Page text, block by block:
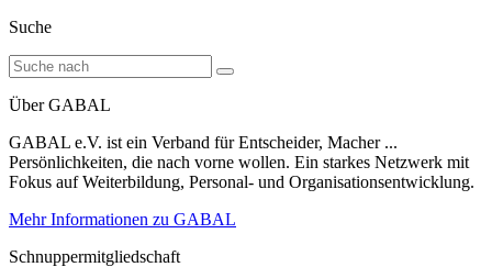
Suche
Über GABAL
GABAL e.V. ist ein Verband für Entscheider, Macher ...
Persönlichkeiten, die nach vorne wollen. Ein starkes Netzwerk mit
Fokus auf Weiterbildung, Personal- und Organisationsentwicklung.
Mehr Informationen zu GABAL
Schnuppermitgliedschaft